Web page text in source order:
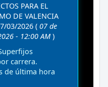
PARA EL
DE VALENCIA
03/2026 ( 07 de
- 12:00 AM )
carrera.
de última hora